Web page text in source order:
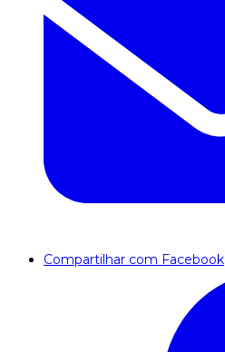
Compartilhar com Facebook